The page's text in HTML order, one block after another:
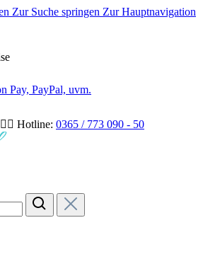
Zur Suche springen Zur Hauptnavigation
Pay, PayPal, uvm.
Hotline: 0365 / 773 090 - 50